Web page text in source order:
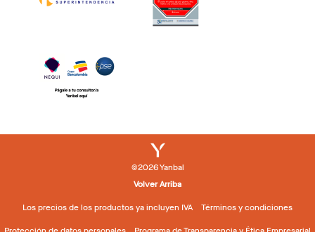
©2026 Yanbal
Volver Arriba
Los precios de los productos ya incluyen IVA Términos y condiciones